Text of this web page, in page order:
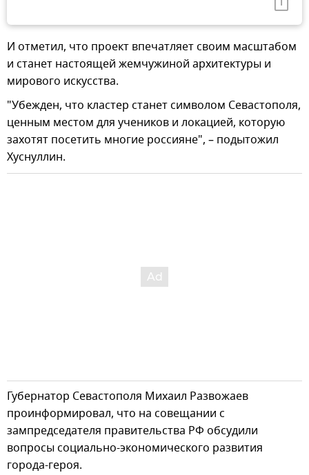
И отметил, что проект впечатляет своим масштабом
и станет настоящей жемчужиной архитектуры и
мирового искусства.
"Убежден, что кластер станет символом Севастополя,
ценным местом для учеников и локацией, которую
захотят посетить многие россияне", – подытожил
Хуснуллин.
Губернатор Севастополя Михаил Развожаев
проинформировал, что на совещании с
зампредседателя правительства РФ обсудили
вопросы социально-экономического развития
города-героя.